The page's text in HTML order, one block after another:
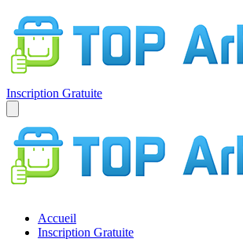
Inscription Gratuite
Accueil
Inscription Gratuite